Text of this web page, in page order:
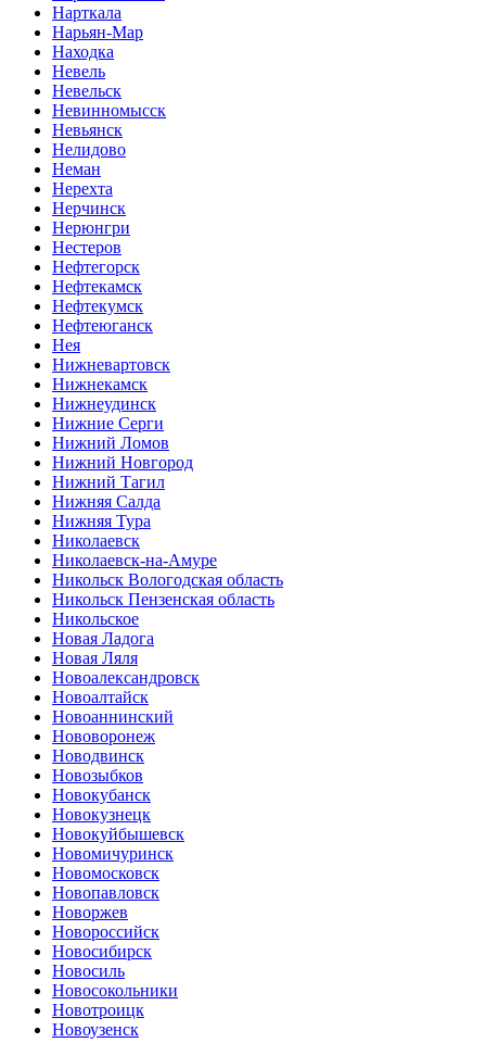
Нарткала
Нарьян-Мар
Находка
Невель
Невельск
Невинномысск
Невьянск
Нелидово
Неман
Нерехта
Нерчинск
Нерюнгри
Нестеров
Нефтегорск
Нефтекамск
Нефтекумск
Нефтеюганск
Нея
Нижневартовск
Нижнекамск
Нижнеудинск
Нижние Серги
Нижний Ломов
Нижний Новгород
Нижний Тагил
Нижняя Салда
Нижняя Тура
Николаевск
Николаевск-на-Амуре
Никольск Вологодская область
Никольск Пензенская область
Никольское
Новая Ладога
Новая Ляля
Новоалександровск
Новоалтайск
Новоаннинский
Нововоронеж
Новодвинск
Новозыбков
Новокубанск
Новокузнецк
Новокуйбышевск
Новомичуринск
Новомосковск
Новопавловск
Новоржев
Новороссийск
Новосибирск
Новосиль
Новосокольники
Новотроицк
Новоузенск